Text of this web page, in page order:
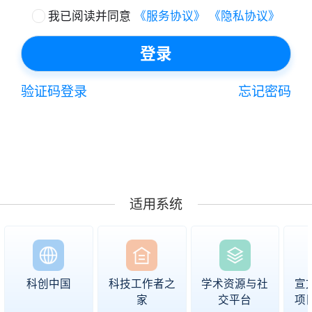
我已阅读并同意 《服务协议》 《隐私协议》
登录
验证码登录 忘记密码
适用系统
科创中国
科技工作者之
家
学术资源与社
交平台
宣
项